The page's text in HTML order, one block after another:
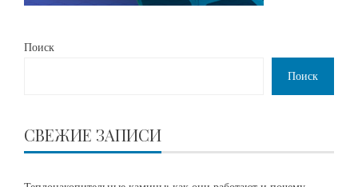
Поиск
Поиск
СВЕЖИЕ ЗАПИСИ